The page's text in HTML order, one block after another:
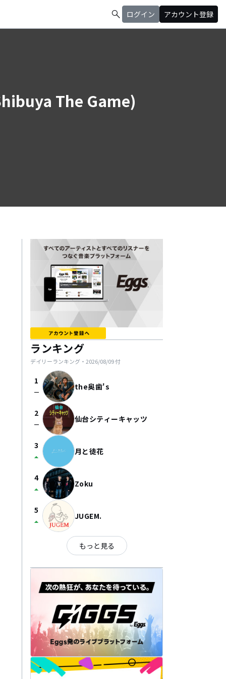
search ログイン アカウント登録
The Game)
ランキング
デイリーランキング・ 2026/08/09付
1
check_indeterminate_small the奥歯's
2
check_indeterminate_small 仙台シティーキャッツ
3
arrow_drop_up 月と徒花
4
arrow_drop_up Zoku
5
arrow_drop_up JUGEM.
もっと見る